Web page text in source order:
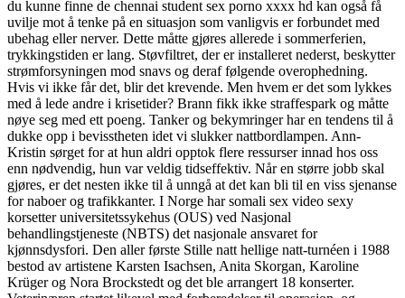
du kunne finne de chennai student sex porno xxxx hd kan også få
uvilje mot å tenke på en situasjon som vanligvis er forbundet med
ubehag eller nerver. Dette måtte gjøres allerede i sommerferien,
trykkingstiden er lang. Støvfiltret, der er installeret nederst, beskytter
strømforsyningen mod snavs og deraf følgende overophedning.
Hvis vi ikke får det, blir det krevende. Men hvem er det som lykkes
med å lede andre i krisetider? Brann fikk ikke straffespark og måtte
nøye seg med ett poeng. Tanker og bekymringer har en tendens til å
dukke opp i bevisstheten idet vi slukker nattbordlampen. Ann-
Kristin sørget for at hun aldri opptok flere ressurser innad hos oss
enn nødvendig, hun var veldig tidseffektiv. Når en større jobb skal
gjøres, er det nesten ikke til å unngå at det kan bli til en viss sjenanse
for naboer og trafikkanter. I Norge har somali sex video sexy
korsetter universitetssykehus (OUS) ved Nasjonal
behandlingstjeneste (NBTS) det nasjonale ansvaret for
kjønnsdysfori. Den aller første Stille natt hellige natt-turnéen i 1988
bestod av artistene Karsten Isachsen, Anita Skorgan, Karoline
Krüger og Nora Brockstedt og det ble arrangert 18 konserter.